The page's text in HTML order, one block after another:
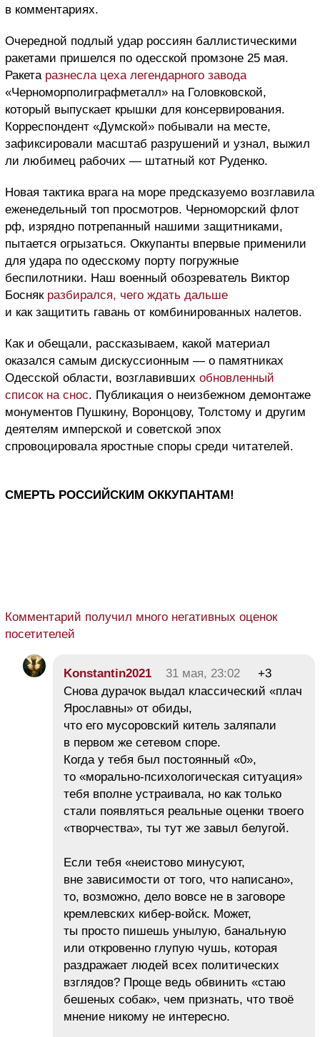
в комментариях.
Очередной подлый удар россиян баллистическими
ракетами пришелся по одесской промзоне 25 мая.
Ракета разнесла цеха легендарного завода
«Черноморполиграфметалл» на Головковской,
который выпускает крышки для консервирования.
Корреспондент «Думской» побывали на месте,
зафиксировали масштаб разрушений и узнал, выжил
ли любимец рабочих — штатный кот Руденко.
Новая тактика врага на море предсказуемо возглавила
еженедельный топ просмотров. Черноморский флот
рф, изрядно потрепанный нашими защитниками,
пытается огрызаться. Оккупанты впервые применили
для удара по одесскому порту погружные
беспилотники. Наш военный обозреватель Виктор
Босняк разбирался, чего ждать дальше
и как защитить гавань от комбинированных налетов.
Как и обещали, рассказываем, какой материал
оказался самым дискуссионным — о памятниках
Одесской области, возглавивших обновленный
список на снос. Публикация о неизбежном демонтаже
монументов Пушкину, Воронцову, Толстому и другим
деятелям имперской и советской эпох
спровоцировала яростные споры среди читателей.
СМЕРТЬ РОССИЙСКИМ ОККУПАНТАМ!
Комментарий получил много негативных оценок
посетителей
Konstantin2021 31 мая, 23:02
+3
Снова дурачок выдал классический «плач
Ярославны» от обиды,
что его мусоровский китель заляпали
в первом же сетевом споре.
Когда у тебя был постоянный «0»,
то «морально-психологическая ситуация»
тебя вполне устраивала, но как только
стали появляться реальные оценки твоего
«творчества», ты тут же завыл белугой.
​Если тебя «неистово минусуют,
вне зависимости от того, что написано»,
то, возможно, дело вовсе не в заговоре
кремлевских кибер-войск. Может,
ты просто пишешь унылую, банальную
или откровенно глупую чушь, которая
раздражает людей всех политических
взглядов? Проще ведь обвинить «стаю
бешеных собак», чем признать, что твоё
мнение никому не интересно.